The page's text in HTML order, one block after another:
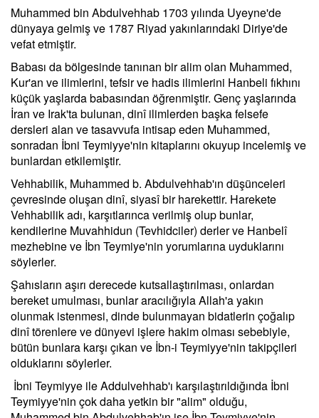
Muhammed bin Abdulvehhab 1703 yılında Uyeyne'de
dünyaya gelmiş ve 1787 Riyad yakınlarındaki Diriye'de
vefat etmiştir.
Babası da bölgesinde tanınan bir alim olan Muhammed,
Kur'an ve ilimlerini, tefsir ve hadis ilimlerini Hanbeli fıkhını
küçük yaşlarda babasından öğrenmiştir. Genç yaşlarında
İran ve Irak'ta bulunan, dinî ilimlerden başka felsefe
dersleri alan ve tasavvufa intisap eden Muhammed,
sonradan İbni Teymiyye'nin kitaplarını okuyup incelemiş ve
bunlardan etkilemiştir.
Vehhabilik, Muhammed b. Abdulvehhab'ın düşünceleri
çevresinde oluşan dinî, siyasî bir harekettir. Harekete
Vehhabilik adı, karşıtlarınca verilmiş olup bunlar,
kendilerine Muvahhidun (Tevhidciler) derler ve Hanbelî
mezhebine ve İbn Teymiye'nin yorumlarına uyduklarını
söylerler.
Şahısların aşırı derecede kutsallaştırılması, onlardan
bereket umulması, bunlar aracılığıyla Allah'a yakın
olunmak istenmesi, dinde bulunmayan bidatlerin çoğalıp
dinî törenlere ve dünyevi işlere hakim olması sebebiyle,
bütün bunlara karşı çıkan ve İbn-i Teymiyye'nin takipçileri
olduklarını söylerler.
İbni Teymiyye ile Addulvehhab'ı karşılaştırıldığında İbni
Teymiyye'nin çok daha yetkin bir "alim" olduğu,